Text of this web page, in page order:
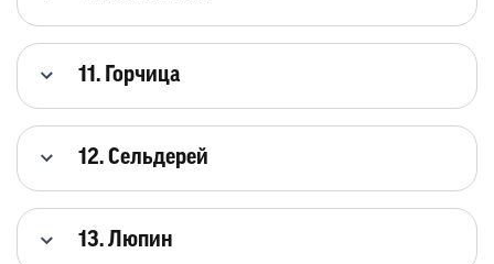
11. Горчица
12. Сельдерей
13. Люпин